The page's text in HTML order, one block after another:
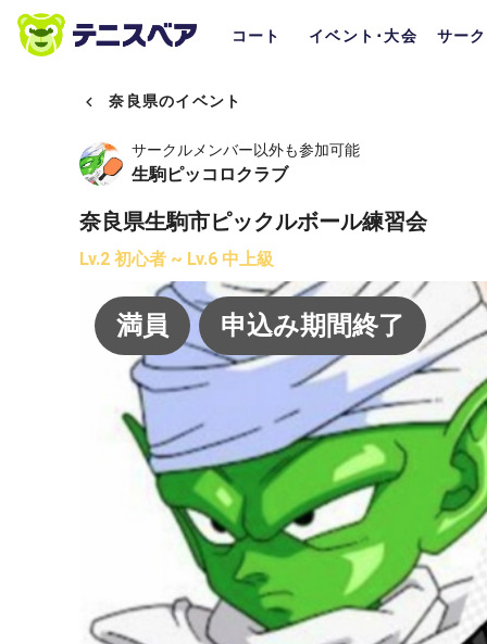
コート イベント･大会 サー
奈良県のイベント
サークルメンバー以外も参加可能
生駒ピッコロクラブ
奈良県生駒市ピックルボール練習会
Lv.2 初心者 ~ Lv.6 中上級
満員 申込み期間終了